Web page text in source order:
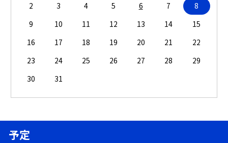
2
3 4 5 6 7
8
9
10 11 12 13 14
15
16
17 18 19 20 21
22
23
24 25 26 27 28
29
30
31
予定